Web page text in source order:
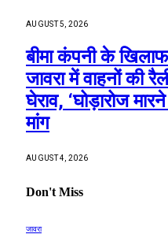
AUGUST 5, 2026
बीमा कंपनी के
जावरा में वाहनों की
घेराव, ‘घोड़ारोज
मांग
AUGUST 4, 2026
Don't Miss
जावरा